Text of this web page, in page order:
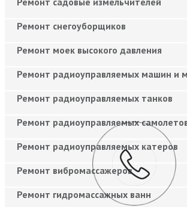
Ремонт снегоуборщиков
Ремонт моек высокого давления
Ремонт радиоуправляемых машин и
Ремонт радиоуправляемых танков
Ремонт радиоуправляемых
Ремонт радиоуправляемых катеров
Ремонт вибромассажеров
Ремонт гидромассажных ванн